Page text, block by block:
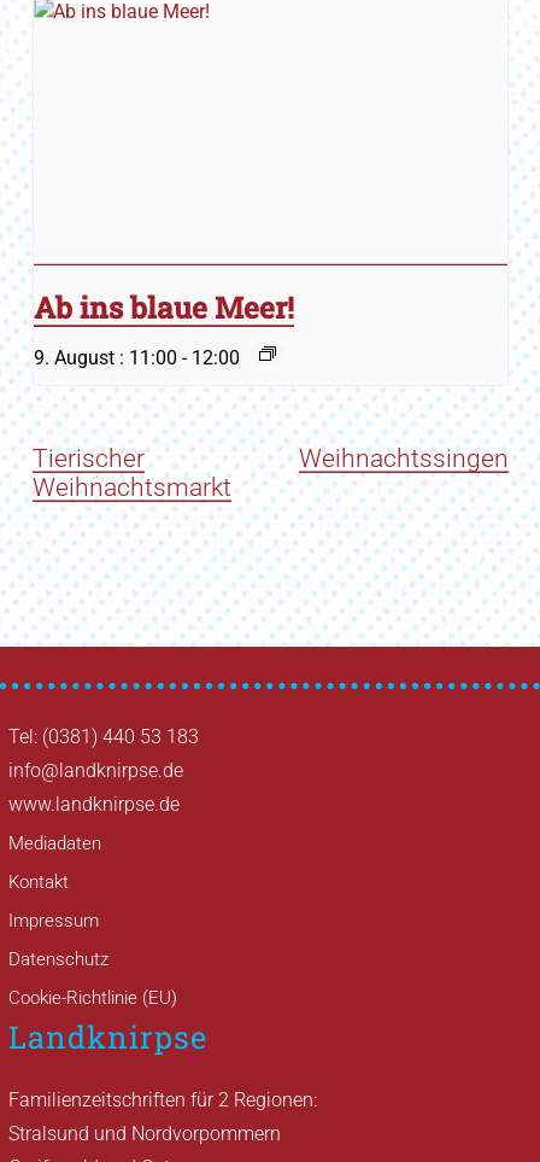
Ab ins blaue Meer!
9. August : 11:00 - 12:00
Tierischer
Weihnachtsmarkt
Weihnachtssingen
Tel: (0381) 440 53 183
info@landknirpse.de
www.landknirpse.de
Mediadaten
Kontakt
Impressum
Datenschutz
Cookie-Richtlinie (EU)
Landknirpse
Familienzeitschriften für 2 Regionen:
Stralsund und Nordvorpommern